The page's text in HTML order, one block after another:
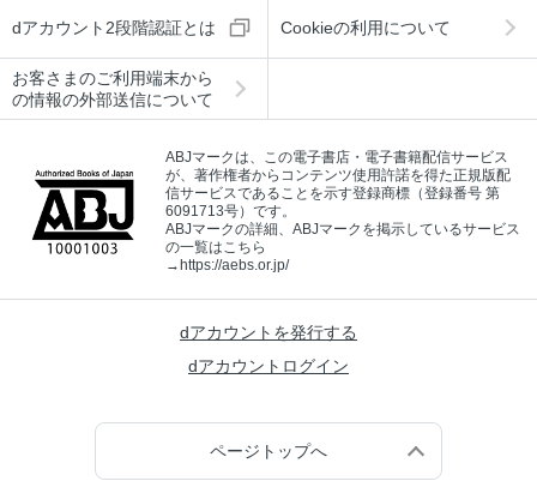
dアカウント2段階認証とは Cookieの利用について
お客さまのご利用端末から
の情報の外部送信について
ABJマークは、この電子書店・電子書籍配信サービス
が、著作権者からコンテンツ使用許諾を得た正規版配
信サービスであることを示す登録商標（登録番号 第
6091713号）です。
ABJマークの詳細、ABJマークを掲示しているサービス
の一覧はこちら
→ https://aebs.or.jp/
dアカウントを発行する
dアカウントログイン
ページトップへ